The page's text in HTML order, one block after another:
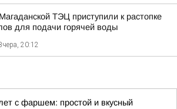
ТЭЦ приступили к растопке
для подачи горячей воды
20:12
с фаршем: простой и вкусный